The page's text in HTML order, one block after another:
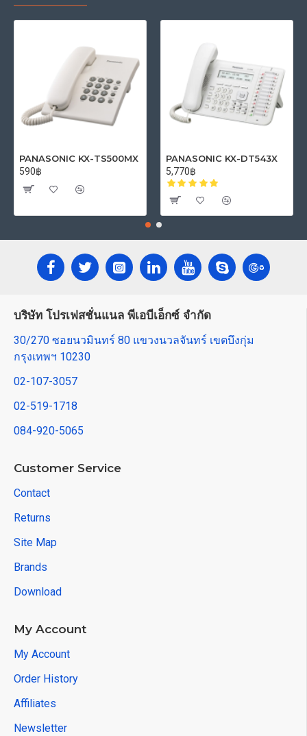
PANASONIC KX-TS500MX
590฿
PANASONIC KX-DT543X
5,770฿
บริษัท โปรเฟสชั่นแนล พีเอบีเอ็กซ์ จำกัด
30/270 ซอยนวมินทร์ 80 แขวงนวลจันทร์ เขตบึงกุ่ม
กรุงเทพฯ 10230
02-107-3057
02-519-1718
084-920-5065
Customer Service
Contact
Returns
Site Map
Brands
Download
My Account
My Account
Order History
Affiliates
Newsletter